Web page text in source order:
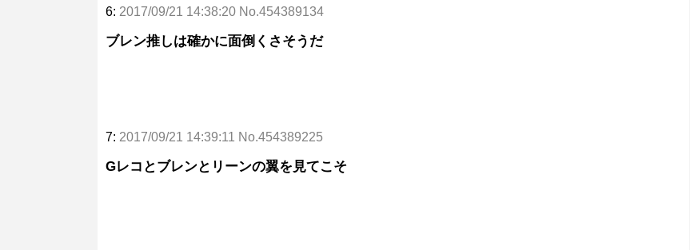
6: 2017/09/21 14:38:20 No.454389134
ブレン推しは確かに面倒くさそうだ
7: 2017/09/21 14:39:11 No.454389225
Gレコとブレンとリーンの翼を見てこそ